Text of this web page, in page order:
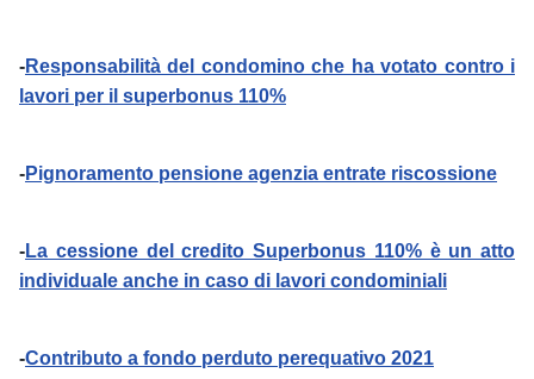
-Responsabilità del condomino che ha votato contro i
lavori per il superbonus 110%
-Pignoramento pensione agenzia entrate riscossione
-La cessione del credito Superbonus 110% è un atto
individuale anche in caso di lavori condominiali
-Contributo a fondo perduto perequativo 2021